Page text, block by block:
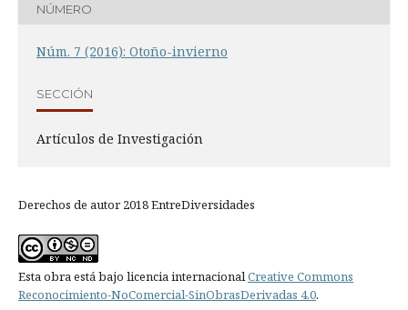
NÚMERO
Núm. 7 (2016): Otoño-invierno
SECCIÓN
Artículos de Investigación
Derechos de autor 2018 EntreDiversidades
Esta obra está bajo licencia internacionalCreative Commons
Reconocimiento-NoComercial-SinObrasDerivadas 4.0.